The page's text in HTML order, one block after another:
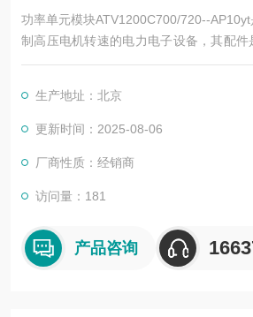
功率单元模块ATV1200C700/720--
制高压电机转速的电力电子设备，其配件
实现功能扩展及维护维修的重要组成部
生产地址：北京
更新时间：2025-08-06
厂商性质：经销商
访问量：181
产品咨询